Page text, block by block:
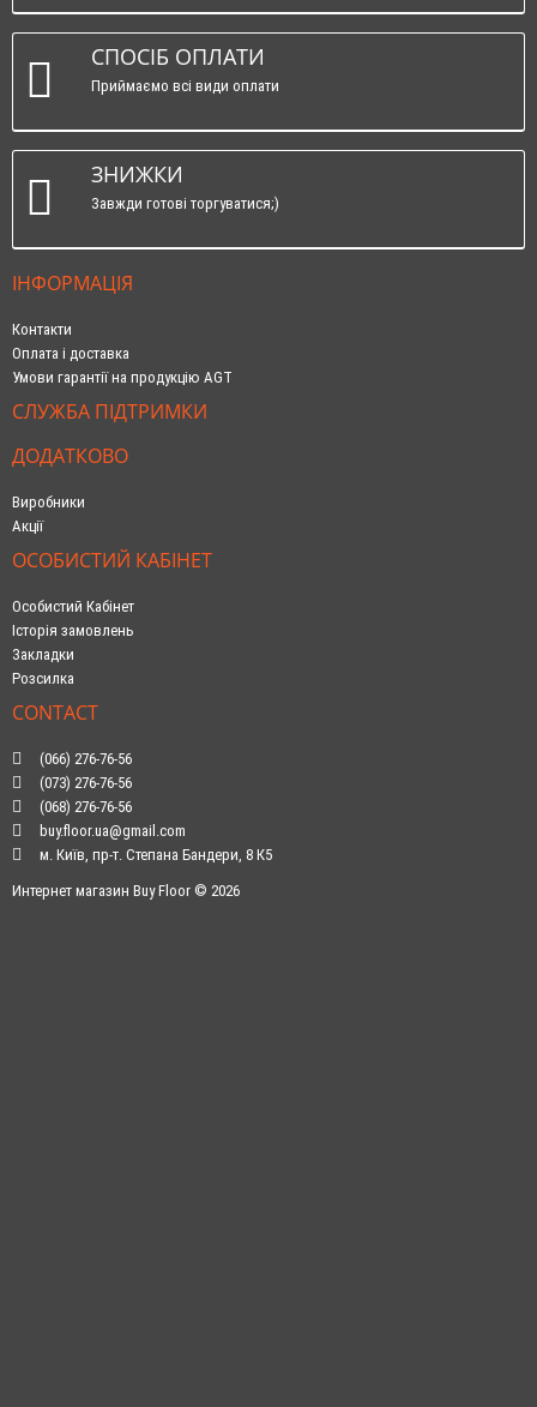
СПОСІБ ОПЛАТИ
Приймаємо всі види оплати
ЗНИЖКИ
Завжди готові торгуватися;)
ІНФОРМАЦІЯ
Контакти
Оплата і доставка
Умови гарантії на продукцію AGT
СЛУЖБА ПІДТРИМКИ
ДОДАТКОВО
Виробники
Акції
ОСОБИСТИЙ КАБІНЕТ
Особистий Кабінет
Історія замовлень
Закладки
Розсилка
CONTACT
(066) 276-76-56
(073) 276-76-56
(068) 276-76-56
buy.floor.ua@gmail.com
м. Київ, пр-т. Степана Бандери, 8 К5
Интернет магазин Buy Floor © 2026